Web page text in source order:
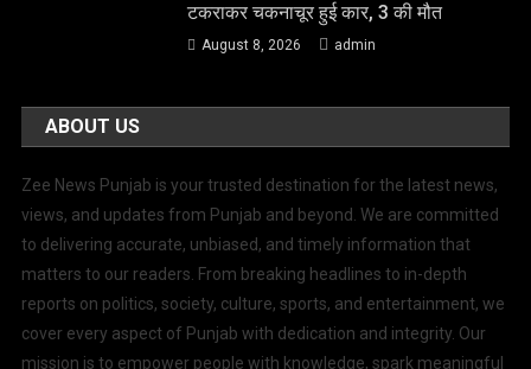
टकराकर चकनाचूर हुई कार, 3 की मौत
August 8, 2026 admin
ABOUT US
Zee News Punjab is your trusted destination for the latest news,
views, and updates from Punjab and beyond. We are committed
to delivering accurate, unbiased, and timely information that
matters to our readers. From breaking headlines to in-depth
reports on politics, society, culture, sports, and entertainment, we
cover every aspect of Punjab with dedication and integrity. Our
mission is to empower people with knowledge, spark meaningful